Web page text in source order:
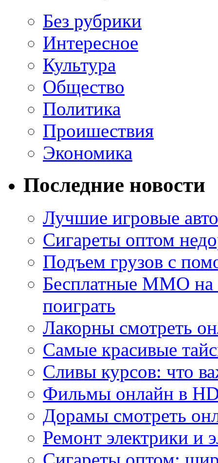
Без рубрики
Интересное
Культура
Общество
Политика
Проишествия
Экономика
Последние новости
Лучшие игровые
Сигареты оптом
Подъем грузов с
Бесплатные MMO
поиграть
Лакорны смотреть
Самые красивые
Сливы курсов: что
Фильмы онлайн в
Дорамы смотреть
Ремонт электрики и